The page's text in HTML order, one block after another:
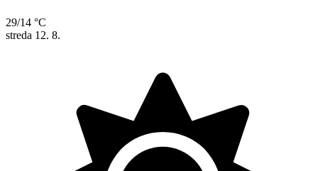
29/14 °C
streda 12. 8.